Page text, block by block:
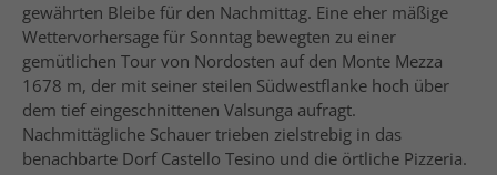
gewährten Bleibe für den Nachmittag. Eine eher mäßige
Wettervorhersage für Sonntag bewegten zu einer
gemütlichen Tour von Nordosten auf den Monte Mezza
1678 m, der mit seiner steilen Südwestflanke hoch über
dem tief eingeschnittenen Valsunga aufragt.
Nachmittägliche Schauer trieben zielstrebig in das
benachbarte Dorf Castello Tesino und die örtliche Pizzeria.